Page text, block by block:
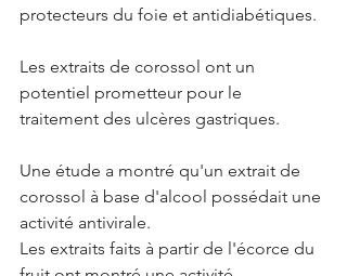
protecteurs du foie et antidiabétiques.
Les extraits de corossol ont un
potentiel prometteur pour le
traitement des ulcères gastriques.
Une étude a montré qu'un extrait de
corossol à base d'alcool possédait une
activité antivirale.
Les extraits faits à partir de l'écorce du